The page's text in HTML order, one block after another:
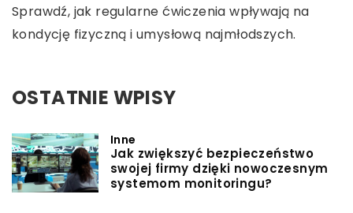
Sprawdź, jak regularne ćwiczenia wpływają na
kondycję fizyczną i umysłową najmłodszych.
OSTATNIE WPISY
Inne
Jak zwiększyć bezpieczeństwo
swojej firmy dzięki nowoczesnym
systemom monitoringu?